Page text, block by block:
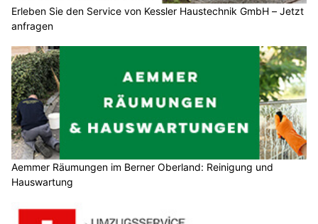
Erleben Sie den Service von Kessler Haustechnik GmbH – Jetzt
anfragen
Aemmer Räumungen im Berner Oberland: Reinigung und
Hauswartung